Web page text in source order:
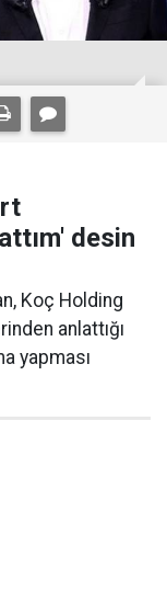
desin
Koç Holding
anlattığı
yapması